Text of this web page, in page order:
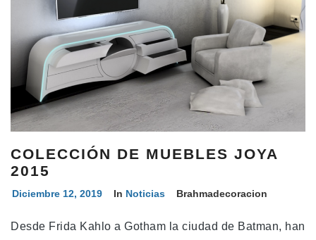
COLECCIÓN DE MUEBLES JOYA
2015
Diciembre 12, 2019 In Noticias Brahmadecoracion
Desde Frida Kahlo a Gotham la ciudad de Batman, han